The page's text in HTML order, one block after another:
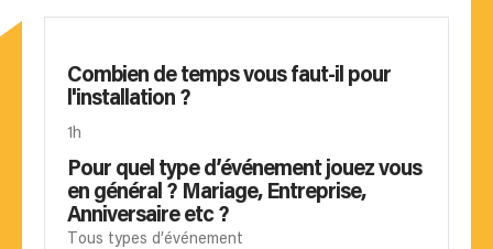
Combien de temps vous faut-il pour
l'installation ?
1h
Pour quel type d’événement jouez vous
en général ? Mariage, Entreprise,
Anniversaire etc ?
Tous types d’événement